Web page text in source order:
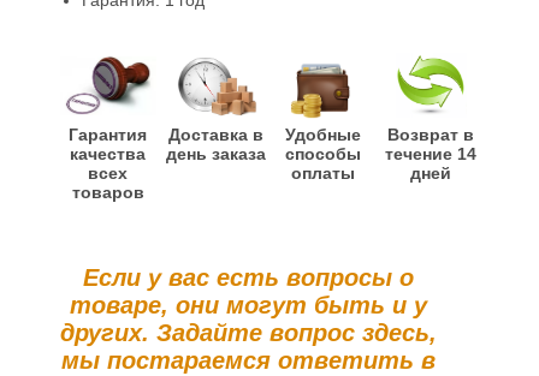
Гарантия
качества
всех
товаров
Доставка в
день заказа
Удобные
способы
оплаты
Возврат в
течение 14
дней
Если у вас есть вопросы о
товаре, они могут быть и у
других. Задайте вопрос здесь,
мы постараемся ответить в